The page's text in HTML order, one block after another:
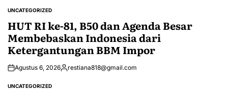
POSTED
UNCATEGORIZED
HUT RI ke-81, B50 dan Agenda Besar
Membebaskan Indonesia dari
Ketergantungan BBM Impor
Agustus 6, 2026Posted
restiana818@gmail.com
POSTED
UNCATEGORIZED